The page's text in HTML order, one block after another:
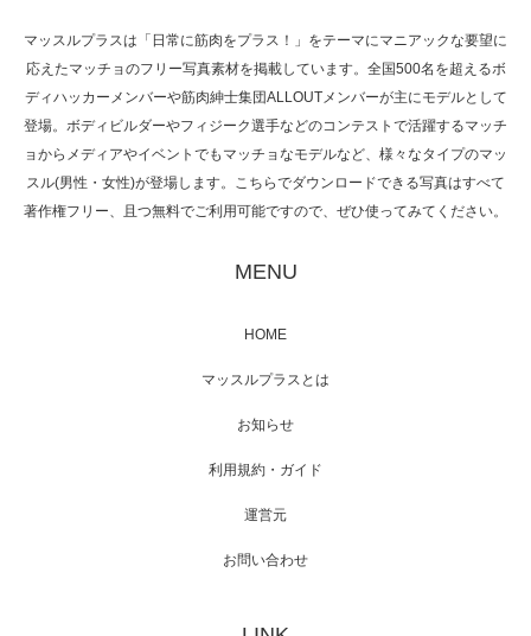
た（6/8放送）
映画「メカバース」舞台挨拶へマッスルプラ
【TV】NHK BS「COOL JAPAN 」にてマッス
マッスルプラスは「日常に筋肉をプラス！」をテーマにマニアックな要望に
応えたマッチョのフリー写真素材を掲載しています。全国500名を超えるボ
ディハッカーメンバーや筋肉紳士集団ALLOUTメンバーが主にモデルとして
登場。ボディビルダーやフィジーク選手などのコンテストで活躍するマッチ
ョからメディアやイベントでもマッチョなモデルなど、様々なタイプのマッ
スル(男性・女性)が登場します。こちらでダウンロードできる写真はすべて
著作権フリー、且つ無料でご利用可能ですので、ぜひ使ってみてください。
MENU
HOME
マッスルプラスとは
お知らせ
利用規約・ガイド
運営元
お問い合わせ